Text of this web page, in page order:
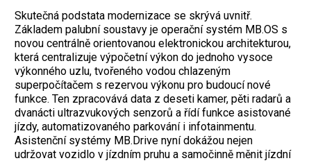
Skutečná podstata modernizace se skrývá uvnitř.
Základem palubní soustavy je operační systém MB.OS s
novou centrálně orientovanou elektronickou architekturou,
která centralizuje výpočetní výkon do jednoho vysoce
výkonného uzlu, tvořeného vodou chlazeným
superpočítačem s rezervou výkonu pro budoucí nové
funkce. Ten zpracovává data z deseti kamer, pěti radarů a
dvanácti ultrazvukových senzorů a řídí funkce asistované
jízdy, automatizovaného parkování i infotainmentu.
Asistenční systémy MB.Drive nyní dokážou nejen
udržovat vozidlo v jízdním pruhu a samočinně měnit jízdní